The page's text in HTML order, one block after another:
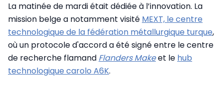
La matinée de mardi était dédiée à l’innovation. La
mission belge a notamment visité MEXT, le centre
technologique de la fédération métallurgique turque,
où un protocole d'accord a été signé entre le centre
de recherche flamand Flanders Makeet le hub
technologique carolo A6K.